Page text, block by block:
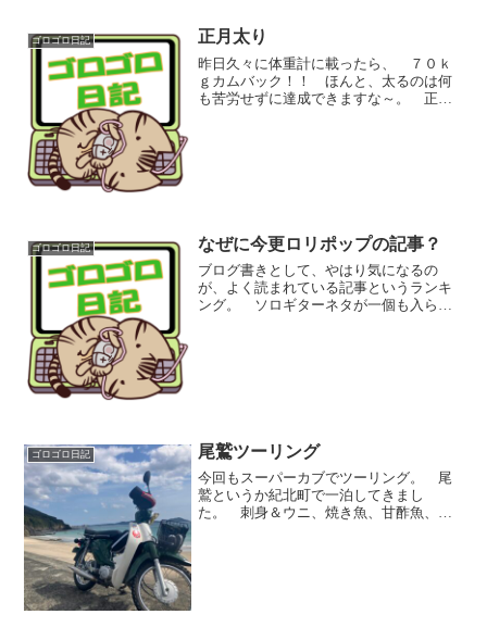
ゴロゴロ日記 正月太り
昨日久々に体重計に載ったら、 ７０ｋ
ｇカムバック！！ ほんと、太るのは何
も苦労せずに達成できますな～。 正月
ゴロゴロ日記 なぜに今更ロリポップの記事？
ブログ書きとして、やはり気になるの
が、よく読まれている記事というランキ
ング。 ソロギターネタが一個も入らな
ゴロゴロ日記 尾鷲ツーリング
今回もスーパーカブでツーリング。 尾
鷲というか紀北町で一泊してきまし
た。 刺身＆ウニ、焼き魚、甘酢魚、天